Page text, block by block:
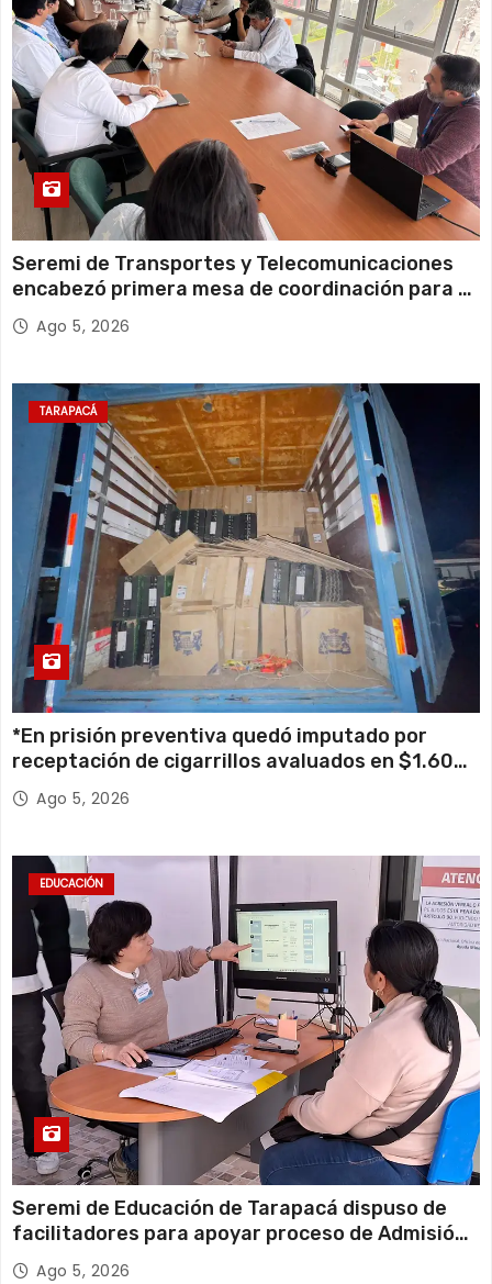
Seremi de Transportes y Telecomunicaciones
encabezó primera mesa de coordinación para el
retiro de cables en desuso en Iquique
Ago 5, 2026
TARAPACÁ
*En prisión preventiva quedó imputado por
receptación de cigarrillos avaluados en $1.600
millones*
Ago 5, 2026
EDUCACIÓN
Seremi de Educación de Tarapacá dispuso de
facilitadores para apoyar proceso de Admisión
Escolar 2027
Ago 5, 2026